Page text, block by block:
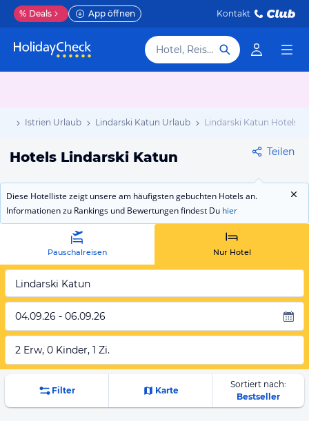
% Deals App öffnen Kontakt
Hotel, Reiseziel
Istrien Urlaub Lindarski Katun Urlaub Lindarski Katun Hotels
Hotels Lindarski Katun Teilen
Diese Hotelliste zeigt unsere am häufigsten gebuchten Hotels an.
Informationen zu Rankings und Bewertungen findest Du hier
Pauschalreisen Nur Hotel
Lindarski Katun
04.09.26 - 06.09.26
2 Erw, 0 Kinder, 1 Zi.
Filter Karte
Sortiert nach:
Bestseller